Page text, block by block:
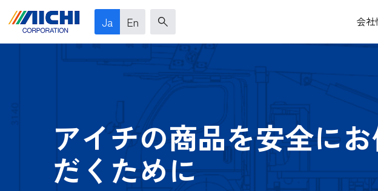
Ja En 会社
アイチの商品を安全に
だくために